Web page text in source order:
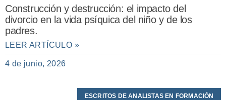
Construcción y destrucción: el impacto del
divorcio en la vida psíquica del niño y de los
padres.
LEER ARTÍCULO »
4 de junio, 2026
ESCRITOS DE ANALISTAS EN FORMACIÓN